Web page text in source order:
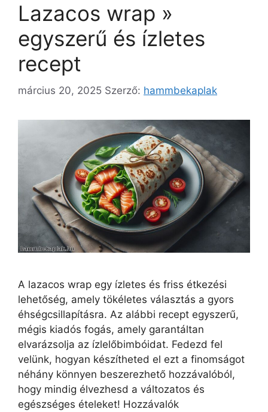
Lazacos wrap »
egyszerű és ízletes
recept
március 20, 2025 Szerző: hammbekaplak
A lazacos wrap egy ízletes és friss étkezési
lehetőség, amely tökéletes választás a gyors
éhségcsillapításra. Az alábbi recept egyszerű,
mégis kiadós fogás, amely garantáltan
elvarázsolja az ízlelőbimbóidat. Fedezd fel
velünk, hogyan készítheted el ezt a finomságot
néhány könnyen beszerezhető hozzávalóból,
hogy mindig élvezhesd a változatos és
egészséges ételeket! Hozzávalók